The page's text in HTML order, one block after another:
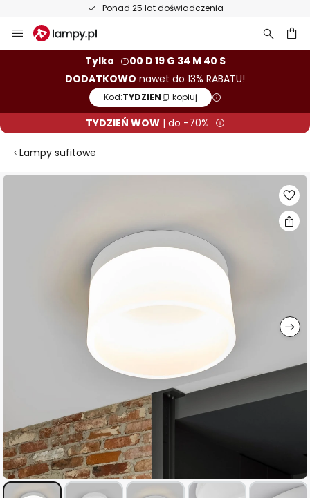
Ponad 25 lat doświadczenia
Przejdź
do
Tylko
00 D 19 G 34 M 39 S
DODATKOWO nawet do 13% RABATU!
Kod:TYDZIEN kopiuj
TYDZIEŃ WOW| do -70%
Lampy sufitowe
Przejdź